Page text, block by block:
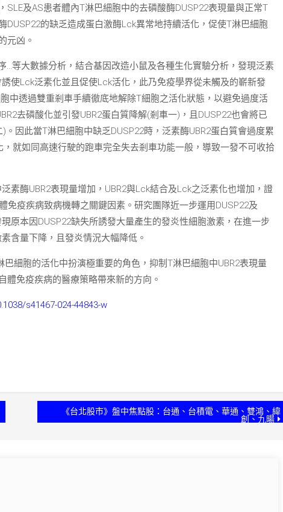
及AS患者體內T淋巴細胞中的去磷酸酶DUSP22表現量與正常T
的缺乏造成蛋白激酶Lck異常地持續活化，促使T淋巴細胞
元凶。
等大數據分析，結合基因改造小鼠及各種生化實驗分析，發現泛素
使Lck泛素化並且促使Lck活化，此乃免疫學界從未觸及的嶄新發
中透過雙重剎車手續徹底地解除T細胞之活化狀態，以避免過度活
去磷酸化並引發UBR2蛋白質降解(剎車一)，且DUSP22也會將已
因此當T淋巴細胞中缺乏DUSP22時，泛素酶UBR2蛋白質會過度累
就如同高速行駛的跑車完全失去剎車功能一般，導致一發不可收拾
素酶UBR2表現量增加，UBR2與Lck結合及Lck之泛素化也增加，證
免疫疾病致病機轉之關鍵因素。研究團隊近一步運用DUSP22及
原本因DUSP22缺失所誘發大量產生的發炎性細胞激素，在進一步
含量下降，且發炎情況大幅降低。
細胞的活化中扮演極重要的角色，抑制T淋巴細胞中UBR2表現量
體免疫疾病的醫療策略帶來新的方向。
s41467-024-44843-w
《台北股市》盤中焦點股：台通、台積電、華通、雙鴻、緯
創、九暘